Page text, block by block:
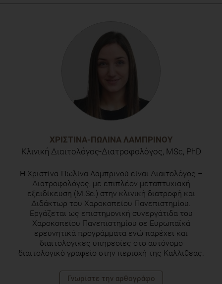
workplace environment, Appetite 105 (2016) 195-203
ΧΡΙΣΤΊΝΑ-ΠΩΛΊΝΑ ΛΑΜΠΡΙΝΟΎ
Κλινική Διαιτολόγος-Διατροφολόγος, MSc, PhD
H Χριστίνα-Πωλίνα Λαμπρινού είναι Διαιτολόγος –
Διατροφολόγος, με επιπλέον μεταπτυχιακή
εξειδίκευση (M.Sc.) στην κλινική διατροφή και
Διδάκτωρ του Χαροκοπείου Πανεπιστημίου.
Εργάζεται ως επιστημονική συνεργάτιδα του
Χαροκοπείου Πανεπιστημίου σε Ευρωπαϊκά
ερευνητικά προγράμματα ενώ παρέχει και
διαιτολογικές υπηρεσίες στο αυτόνομο
διαιτολογικό γραφείο στην περιοχή της Καλλιθέας.
Γνωρίστε την αρθογράφο